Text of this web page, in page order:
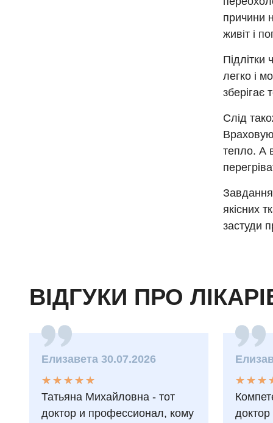
причини
живіт і
Підлітки
легко і
зберігає
Слід
тепло. А
Завдання
якісних
застуди
ВІДГУКИ ПРО
Елизавета 30.07.2026
★
★
★
★
★
★ ★ ★ ★ ★
Татьяна Михайловна - тот
доктор и профессионал, кому
★
★
★
★ ★ ★